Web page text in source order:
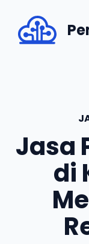
content
Jasa
di